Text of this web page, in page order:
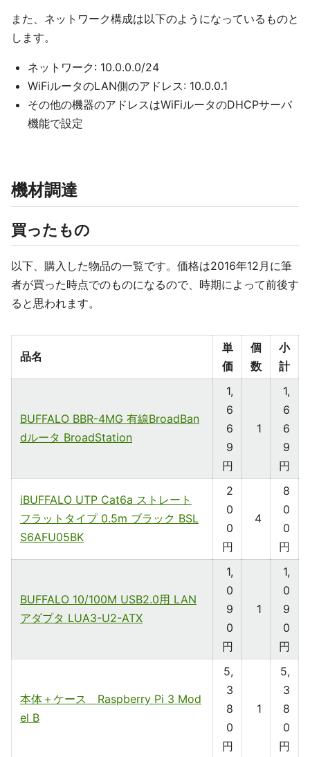
また、ネットワーク構成は以下のようになっているものと
します。
ネットワーク: 10.0.0.0/24
WiFiルータのLAN側のアドレス: 10.0.0.1
その他の機器のアドレスはWiFiルータのDHCPサーバ
機能で設定
機材調達
買ったもの
以下、購入した物品の一覧です。価格は2016年12月に筆
者が買った時点でのものになるので、時期によって前後す
ると思われます。
品名
単
価
個
数
小
計
BUFFALO BBR-4MG 有線BroadBan
dルータ BroadStation
1,
6
6
9
円
1
1,
6
6
9
円
iBUFFALO UTP Cat6a ストレート
フラットタイプ 0.5m ブラック BSL
S6AFU05BK
2
0
0
円
4
8
0
0
円
BUFFALO 10/100M USB2.0用 LAN
アダプタ LUA3-U2-ATX
1,
0
9
0
円
1
1,
0
9
0
円
本体＋ケース Raspberry Pi 3 Mod
el B
5,
3
8
0
円
1
5,
3
8
0
円